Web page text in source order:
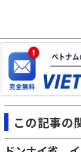
この記事の